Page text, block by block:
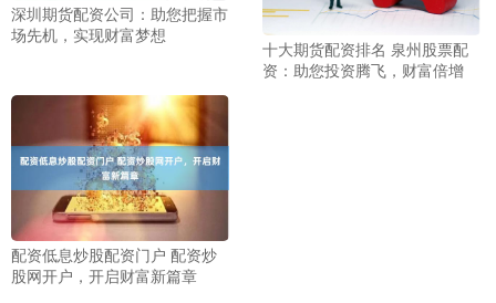
深圳期货配资公司：助您把握市
场先机，实现财富梦想
十大期货配资排名 泉州股票配
资：助您投资腾飞，财富倍增
配资低息炒股配资门户 配资炒
股网开户，开启财富新篇章